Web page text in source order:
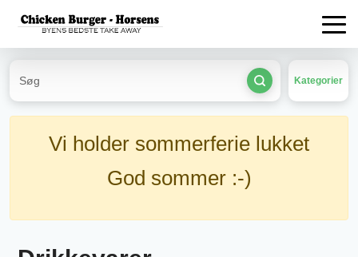
Kategorier
Vi holder sommerferie lukket
God sommer :-)